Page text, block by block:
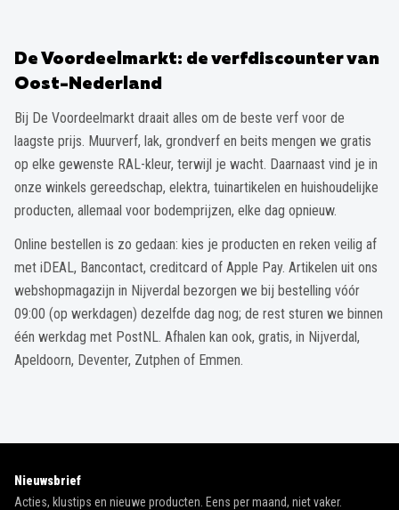
De Voordeelmarkt: de verfdiscounter van
Oost-Nederland
Bij De Voordeelmarkt draait alles om de beste verf voor de
laagste prijs. Muurverf, lak, grondverf en beits mengen we gratis
op elke gewenste RAL-kleur, terwijl je wacht. Daarnaast vind je in
onze winkels gereedschap, elektra, tuinartikelen en huishoudelijke
producten, allemaal voor bodemprijzen, elke dag opnieuw.
Online bestellen is zo gedaan: kies je producten en reken veilig af
met iDEAL, Bancontact, creditcard of Apple Pay. Artikelen uit ons
webshopmagazijn in Nijverdal bezorgen we bij bestelling vóór
09:00 (op werkdagen) dezelfde dag nog; de rest sturen we binnen
één werkdag met PostNL. Afhalen kan ook, gratis, in Nijverdal,
Apeldoorn, Deventer, Zutphen of Emmen.
Nieuwsbrief
Acties, klustips en nieuwe producten. Eens per maand, niet vaker.